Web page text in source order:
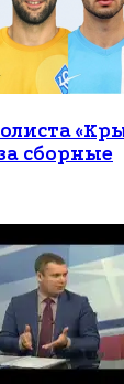
сборные